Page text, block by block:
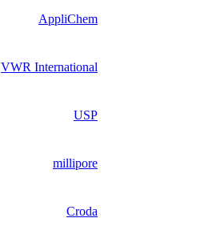
AppliChem
VWR International
USP
millipore
Croda